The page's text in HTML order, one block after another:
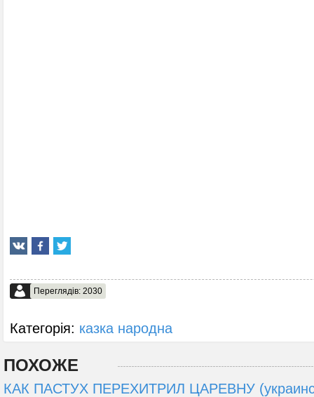
Переглядів: 2030
Категорія: казка народна
ПОХОЖЕ
КАК ПАСТУХ ПЕРЕХИТРИЛ ЦАРЕВНУ